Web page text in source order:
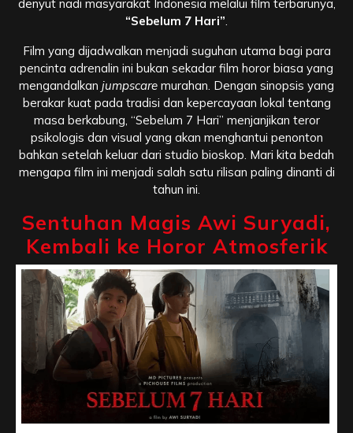
denyut nadi masyarakat Indonesia melalui film terbarunya,
“Sebelum 7 Hari”
Film yang dijadwalkan menjadi suguhan utama bagi para
pencinta adrenalin ini bukan sekadar film horor biasa yang
mengandalkan jumpscare murahan. Dengan sinopsis yang
berakar kuat pada tradisi dan kepercayaan lokal tentang
masa berkabung, “Sebelum 7 Hari” menjanjikan teror
psikologis dan visual yang akan menghantui penonton
bahkan setelah keluar dari studio bioskop. Mari kita bedah
mengapa film ini menjadi salah satu rilisan paling dinanti di
tahun ini.
Sentuhan Magis Awi Suryadi,
Kembali ke Horor Atmosferik